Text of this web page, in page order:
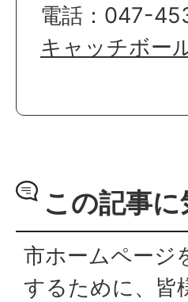
電話：047-
キャッチボー
この記事
市ホームページ
するために、皆